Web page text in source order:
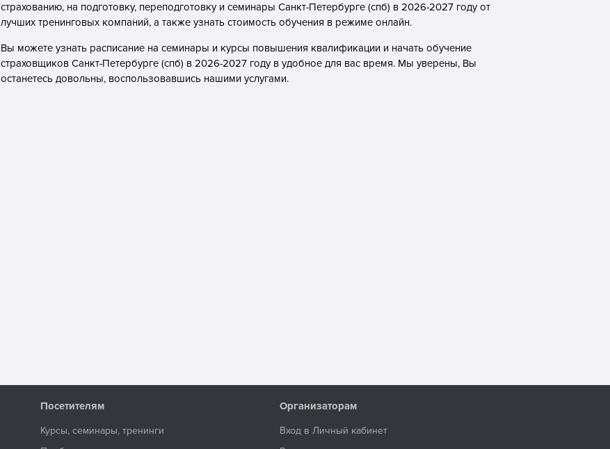
страхованию, на подготовку, переподготовку и семинары Санкт-Петербурге (спб) в 2026-2027 году от
лучших тренинговых компаний, а также узнать стоимость обучения в режиме онлайн.
Вы можете узнать расписание на семинары и курсы повышения квалификации и начать обучение
страховщиков Санкт-Петербурге (спб) в 2026-2027 году в удобное для вас время. Мы уверены, Вы
останетесь довольны, воспользовавшись нашими услугами.
Посетителям
Курсы, семинары, тренинги
Организаторам
Вход в Личный кабинет